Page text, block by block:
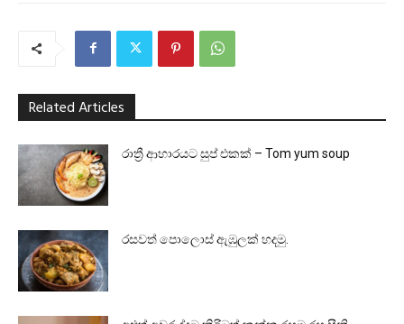
Related Articles
රාත්‍රී ආහාරයට සුප් එකක් – Tom yum soup
රසවත් පොලොස් ඇඹුලක් හදමු.